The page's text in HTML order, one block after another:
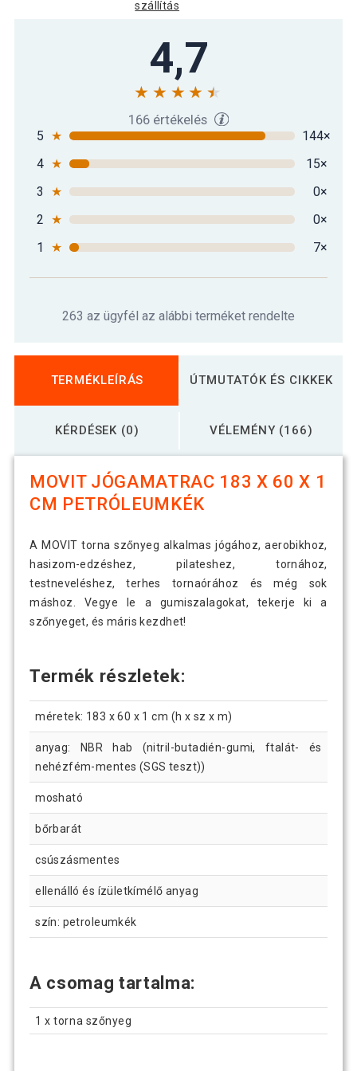
Jógamatrac MOVIT® 183 x 60 x 1 cm
MOVIT Jógamatrac 183 x 60 x 1 cm
szállítás
4,7
166 értékelés
5 ★
144×
4 ★
15×
3
★
0×
2 ★
0×
1
★ 7×
263 az ügyfél az alábbi terméket rendelte
TERMÉKLEÍRÁS ÚTMUTATÓK ÉS CIKKEK
KÉRDÉSEK (0) VÉLEMÉNY (166)
MOVIT JÓGAMATRAC 183 X 60 X 1
CM PETRÓLEUMKÉK
A MOVIT torna szőnyeg alkalmas jógához, aerobikhoz,
hasizom-edzéshez, pilateshez, tornához,
testneveléshez, terhes tornaórához és még sok
máshoz. Vegye le a gumiszalagokat, tekerje ki a
szőnyeget, és máris kezdhet!
Termék részletek:
méretek: 183 x 60 x 1 cm (h x sz x m)
anyag: NBR hab (nitril-butadién-gumi, ftalát- és
nehézfém-mentes (SGS teszt))
mosható
bőrbarát
csúszásmentes
ellenálló és ízületkímélő anyag
szín: petroleumkék
A csomag tartalma:
1 x torna szőnyeg